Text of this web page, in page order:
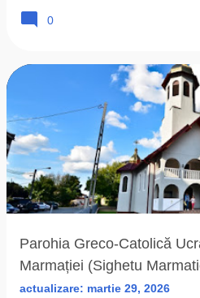
0
Parohia Greco-Catolică
Marmației (Sighetu
actualizare: martie 29, 2026